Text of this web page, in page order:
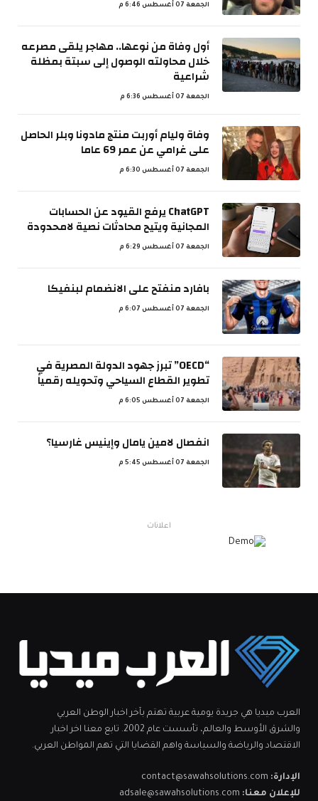
الجمعة 07 أغسطس 6:46 م
أول وفاة من نوعها.. مهاجر يلقى مصرعه
خلال محاولته الوصول إلى سبتة بمظلة
شراعية
الجمعة 07 أغسطس 6:36 م
وفاة وليام أوربت منتج مادونا وبلر الحاصل
على غرامي عن عمر 69 عاما
الجمعة 07 أغسطس 6:30 م
ChatGPT يرفع القيود عن الحسابات
المجانية ويتيح محادثات نصية لامحدودة
الجمعة 07 أغسطس 6:29 م
بافارد منفتح على الانضمام لبنفيكا
الجمعة 07 أغسطس 6:07 م
“OECD” تبرز جهود الدولة المصرية في
تطوير القطاع السياحي وتحويله رقمياً
الجمعة 07 أغسطس 6:05 م
انفصال لامين يامال وإينيس غارسيا؟
الجمعة 07 أغسطس 5:45 م
اعلانات
العرب ميديا هي جريدة يومية عربية تهتم بآخر اخبار الوطن العربي
والشرق الأوسط والعالم، تأسست عام 2002. تابع معنا اخر اخبار
الاقتصاد والرياضة والسياسة واهم القضايا التي تهم المواطن العربي.
الإدارة: contact@sawahsolutions.com
للإعلان معنا: adsale@sawahsolutions.com